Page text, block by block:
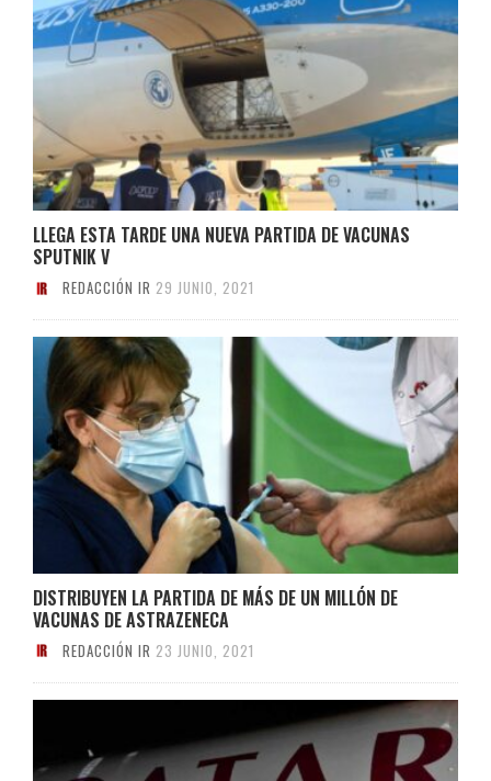
LLEGA ESTA TARDE UNA NUEVA PARTIDA DE VACUNAS
SPUTNIK V
REDACCIÓN IR 29 JUNIO, 2021
DISTRIBUYEN LA PARTIDA DE MÁS DE UN MILLÓN DE
VACUNAS DE ASTRAZENECA
REDACCIÓN IR 23 JUNIO, 2021